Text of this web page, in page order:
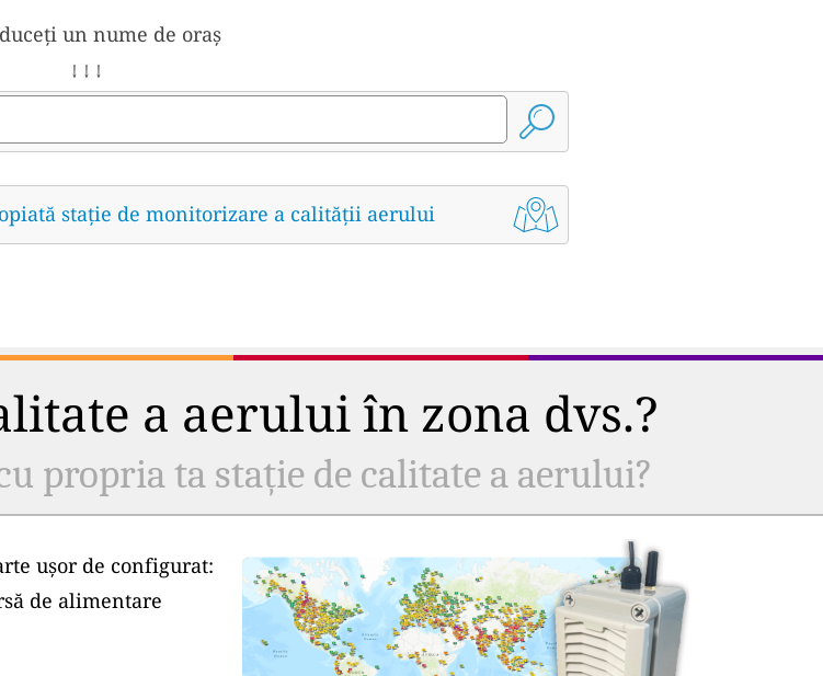
un nume de oraș
↓ ↓ ↓
stație de monitorizare a calității aerului
a aerului în zona dvs.?
propria ta stație de calitate a aerului?
ușor de configurat:
de alimentare